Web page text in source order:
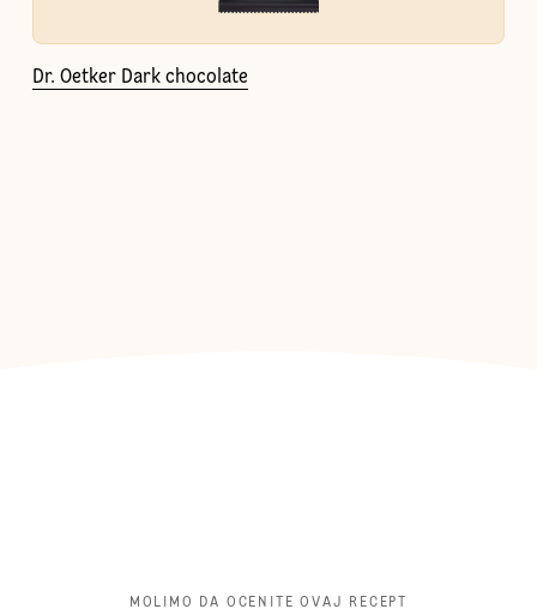
Dr. Oetker Dark chocolate
MOLIMO DA OCENITE OVAJ RECEPT